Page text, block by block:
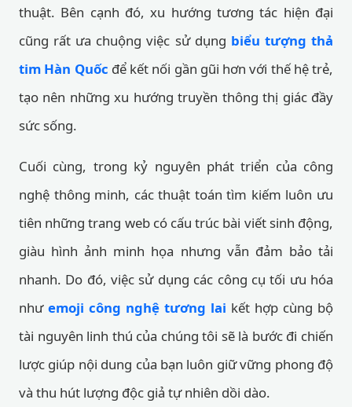
thuật. Bên cạnh đó, xu hướng tương tác hiện đại
cũng rất ưa chuộng việc sử dụng biểu tượng thả
tim Hàn Quốc để kết nối gần gũi hơn với thế hệ trẻ,
tạo nên những xu hướng truyền thông thị giác đầy
sức sống.
Cuối cùng, trong kỷ nguyên phát triển của công
nghệ thông minh, các thuật toán tìm kiếm luôn ưu
tiên những trang web có cấu trúc bài viết sinh động,
giàu hình ảnh minh họa nhưng vẫn đảm bảo tải
nhanh. Do đó, việc sử dụng các công cụ tối ưu hóa
như emoji công nghệ tương lai kết hợp cùng bộ
tài nguyên linh thú của chúng tôi sẽ là bước đi chiến
lược giúp nội dung của bạn luôn giữ vững phong độ
và thu hút lượng độc giả tự nhiên dồi dào.